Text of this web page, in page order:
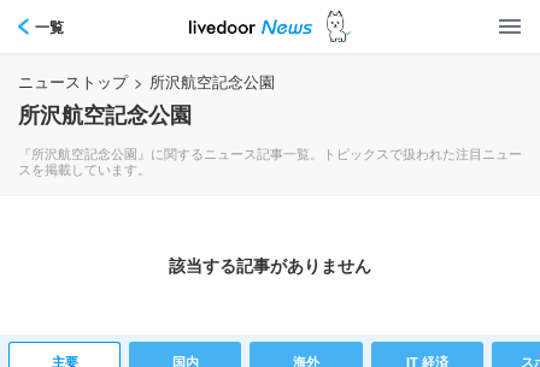
一覧
ニューストップ > 所沢航空記念公園
所沢航空記念公園
『所沢航空記念公園』に関するニュース記事一覧。トピックスで扱われた注目ニュー
スを掲載しています。
該当する記事がありません
主要 国内 海外 IT 経済 ス